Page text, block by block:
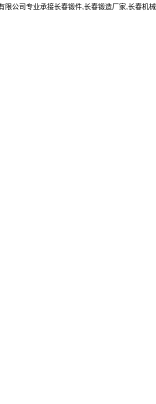
公司专业承接长春锻件,长春锻造厂家,长春机